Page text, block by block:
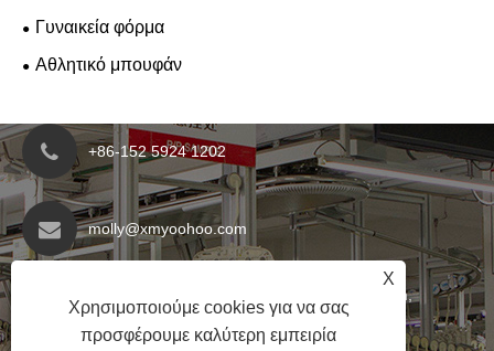
Γυναικεία φόρμα
Αθλητικό μπουφάν
+86-152 5924 1202
molly@xmyoohoo.com
No.98 Xiangxing Rd, περιοχή Xiang'an, Fujian,
Κίνα. 361101
X
Χρησιμοποιούμε cookies για να σας
προσφέρουμε καλύτερη εμπειρία